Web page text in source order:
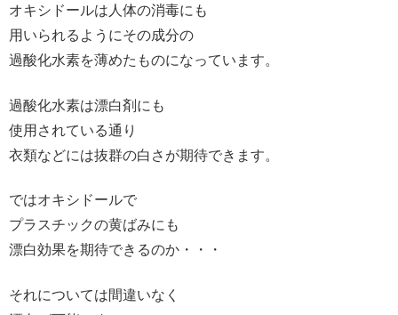
オキシドールは人体の消毒にも
用いられるようにその成分の
過酸化水素を薄めたものになっています。
過酸化水素は漂白剤にも
使用されている通り
衣類などには抜群の白さが期待できます。
ではオキシドールで
プラスチックの黄ばみにも
漂白効果を期待できるのか・・・
それについては間違いなく